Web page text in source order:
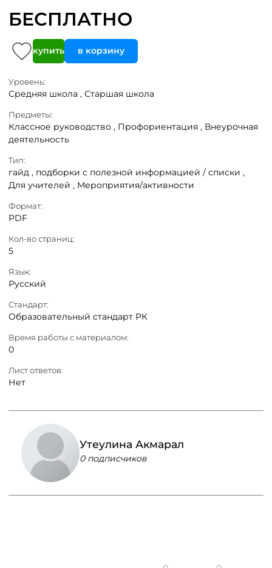
БЕСПЛАТНО
купить в корзину
Уровень:
Средняя школа , Старшая школа
Предметы:
Классное руководство , Профориентация , Внеурочная
деятельность
Тип:
гайд , подборки с полезной информацией / списки ,
Для учителей , Мероприятия/активности
Формат:
PDF
Кол-во страниц:
5
Язык:
Русский
Стандарт:
Образовательный стандарт РК
Время работы с материалом:
0
Лист ответов:
Нет
Утеулина Акмарал
0 подписчиков